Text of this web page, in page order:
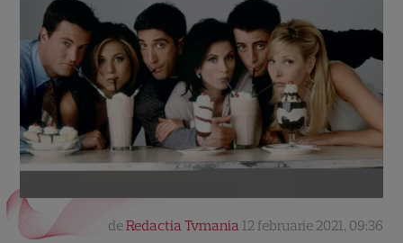
deRedactia Tvmania 12 februarie 2021, 09:36